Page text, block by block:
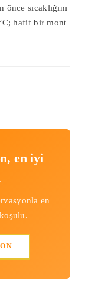
sıcaklığını
hafif bir mont
en iyi
en